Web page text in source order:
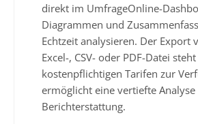
direkt im UmfrageOnline-
Diagrammen und
Echtzeit analysieren. Der Export
Excel-, CSV- oder PDF-Datei
kostenpflichtigen Tarifen zur
ermöglicht eine vertiefte Analyse
Berichterstattung.